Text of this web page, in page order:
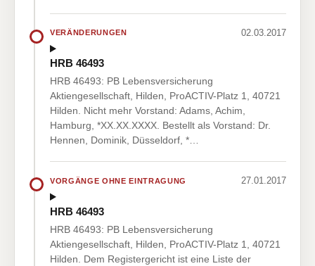
VERÄNDERUNGEN 02.03.2017
HRB 46493
HRB 46493: PB Lebensversicherung
Aktiengesellschaft, Hilden, ProACTIV-Platz 1, 40721
Hilden. Nicht mehr Vorstand: Adams, Achim,
Hamburg, *XX.XX.XXXX. Bestellt als Vorstand: Dr.
Hennen, Dominik, Düsseldorf, *…
VORGÄNGE OHNE EINTRAGUNG 27.01.2017
HRB 46493
HRB 46493: PB Lebensversicherung
Aktiengesellschaft, Hilden, ProACTIV-Platz 1, 40721
Hilden. Dem Registergericht ist eine Liste der